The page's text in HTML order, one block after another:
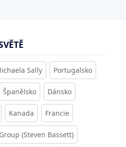
Sally Portugalsko
Španělsko Dánsko
Kanada Francie
(Steven Bassett)